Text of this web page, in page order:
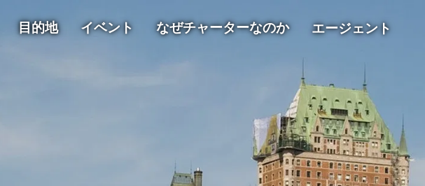
目的地 イベント なぜチャーターなのか エージェント